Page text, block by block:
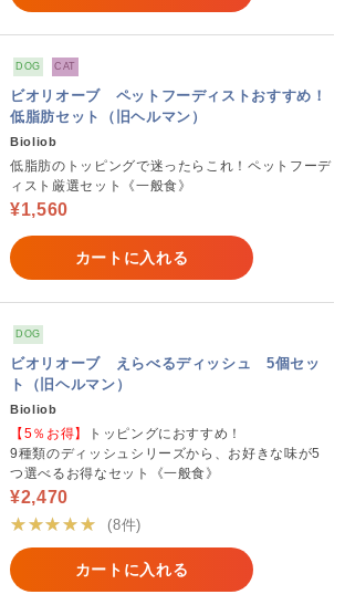
DOG CAT
ビオリオーブ ペットフーディストおすすめ！
低脂肪セット（旧ヘルマン）
Bioliob
低脂肪のトッピングで迷ったらこれ！ペットフーデ
ィスト厳選セット《一般食》
¥1,560
カートに入れる
DOG
ビオリオーブ えらべるディッシュ 5個セッ
ト（旧ヘルマン）
Bioliob
【5％お得】
トッピングにおすすめ！
9種類のディッシュシリーズから、お好きな味が5
つ選べるお得なセット《一般食》
¥2,470
★★★★★
(8件)
カートに入れる